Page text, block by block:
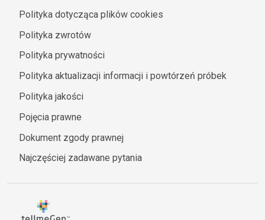
Polityka dotycząca plików cookies
Polityka zwrotów
Polityka prywatności
Polityka aktualizacji informacji i powtórzeń próbek
Polityka jakości
Pojęcia prawne
Dokument zgody prawnej
Najczęściej zadawane pytania